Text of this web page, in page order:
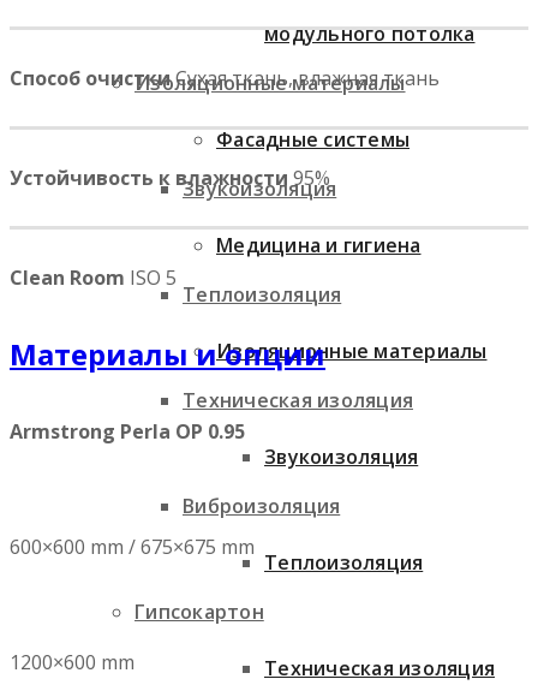
Изоляционные материалы
Звукоизоляция
Теплоизоляция
Техническая изоляция
Виброизоляция
Гипсокартон
модульного потолка
Фасадные системы
Медицина и гигиена
Изоляционные материалы
Звукоизоляция
Теплоизоляция
Техническая изоляция
Способ очисткиСухая ткань, влажная ткань
Устойчивость к влажности 95%
Clean Room ISO 5
Материалы и опции
Armstrong Perla OP 0.95
600×600 mm / 675×675 mm
1200×600 mm